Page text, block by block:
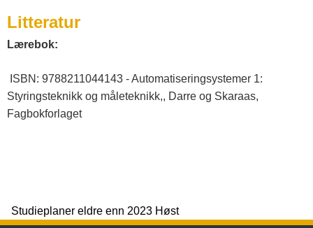
Litteratur
Lærebok:
ISBN: 9788211044143 - Automatiseringsystemer 1:
Styringsteknikk og måleteknikk,, Darre og Skaraas,
Fagbokforlaget
Studieplaner eldre enn 2023 Høst